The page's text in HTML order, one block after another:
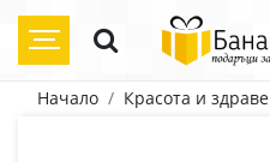
Начало Красота и здраве